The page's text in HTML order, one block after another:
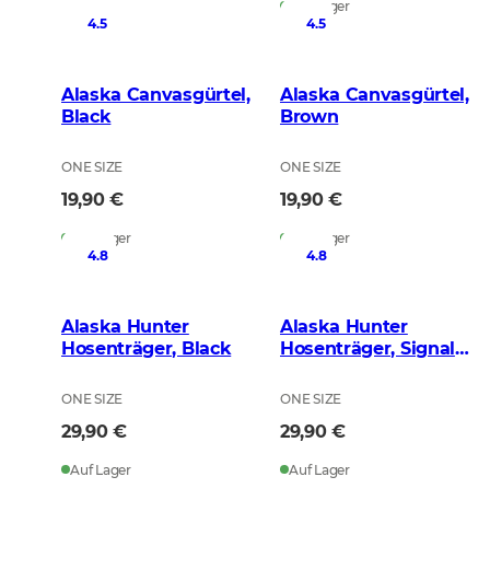
Auf Lager
4.5
Alaska Canvasgürtel,
Black
ONE SIZE
19,90 €
Auf Lager
4.5
Alaska Canvasgürtel,
Brown
ONE SIZE
19,90 €
Auf Lager
4.8
Alaska Hunter
Hosenträger, Black
ONE SIZE
29,90 €
Auf Lager
4.8
Alaska Hunter
Hosenträger, Signal
ONE SIZE
29,90 €
Auf Lager